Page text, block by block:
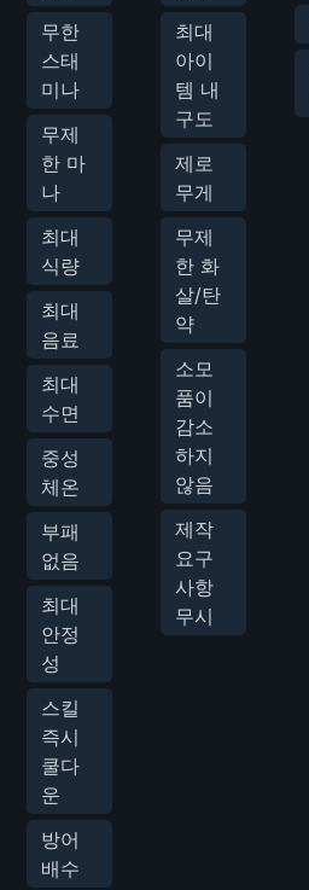
무한
스태
미나
무제
한 마
나
최대
식량
최대
음료
최대
수면
중성
체온
부패
없음
최대
안정
성
스킬
즉시
쿨다
운
방어
배수
최대
아이
템 내
구도
제로
무게
무제
한 화
살/탄
약
소모
품이
감소
하지
않음
제작
요구
사항
무시